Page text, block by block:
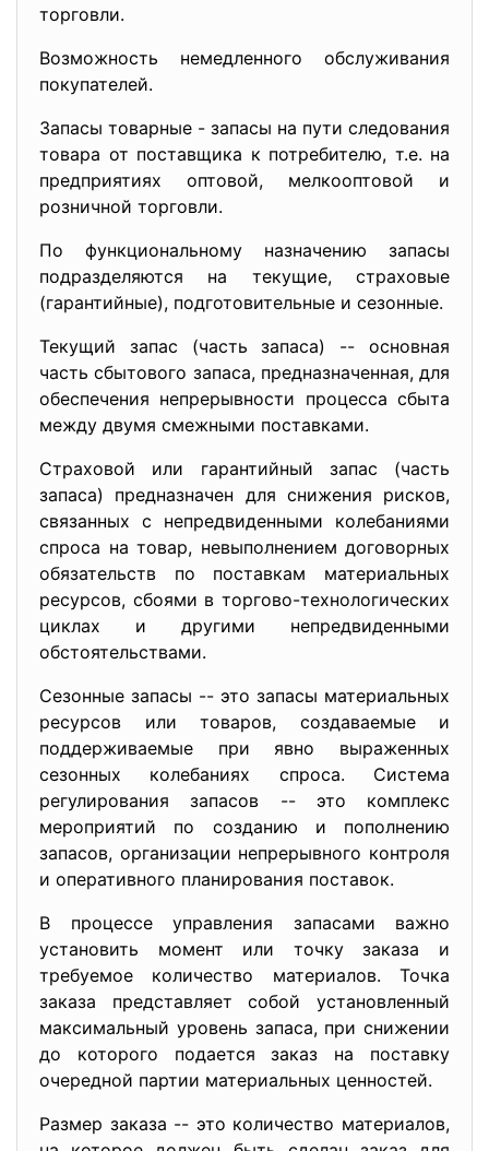
торговли.
Возможность немедленного обслуживания
покупателей.
Запасы товарные - запасы на пути следования
товара от поставщика к потребителю, т.е. на
предприятиях оптовой, мелкооптовой и
розничной торговли.
По функциональному назначению запасы
подразделяются на текущие, страховые
(гарантийные), подготовительные и сезонные.
Текущий запас (часть запаса) -- основная
часть сбытового запаса, предназначенная, для
обеспечения непрерывности процесса сбыта
между двумя смежными поставками.
Страховой или гарантийный запас (часть
запаса) предназначен для снижения рисков,
связанных с непредвиденными колебаниями
спроса на товар, невыполнением договорных
обязательств по поставкам материальных
ресурсов, сбоями в торгово-технологических
циклах и другими непредвиденными
обстоятельствами.
Сезонные запасы -- это запасы материальных
ресурсов или товаров, создаваемые и
поддерживаемые при явно выраженных
сезонных колебаниях спроса. Система
регулирования запасов -- это комплекс
мероприятий по созданию и пополнению
запасов, организации непрерывного контроля
и оперативного планирования поставок.
В процессе управления запасами важно
установить момент или точку заказа и
требуемое количество материалов. Точка
заказа представляет собой установленный
максимальный уровень запаса, при снижении
до которого подается заказ на поставку
очередной партии материальных ценностей.
Размер заказа -- это количество материалов,